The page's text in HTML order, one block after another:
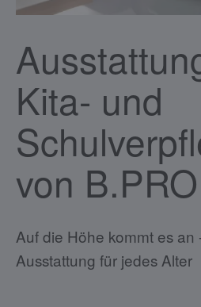
Kita- und
von B.PRO
Auf die Höhe kommt es an
Ausstattung für jedes Alter